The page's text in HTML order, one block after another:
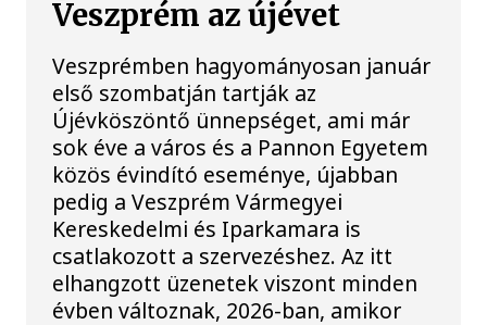
Veszprém az újévet
Veszprémben hagyományosan január
első szombatján tartják az
Újévköszöntő ünnepséget, ami már
sok éve a város és a Pannon Egyetem
közös évindító eseménye, újabban
pedig a Veszprém Vármegyei
Kereskedelmi és Iparkamara is
csatlakozott a szervezéshez. Az itt
elhangzott üzenetek viszont minden
évben változnak, 2026-ban, amikor